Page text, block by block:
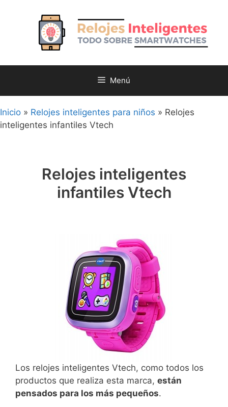
Menú
Inicio » Relojes inteligentes para niños » Relojes
inteligentes infantiles Vtech
Relojes inteligentes
infantiles Vtech
Los relojes inteligentes Vtech, como todos los
productos que realiza esta marca, están
pensados para los más pequeños.